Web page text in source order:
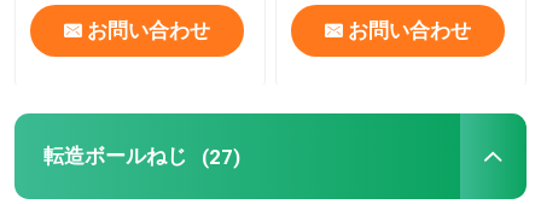
お問い合わせ お問い合わせ
転造ボールねじ (27)